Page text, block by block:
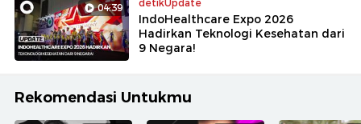
04:39 detikUpdate
IndoHealthcare Expo 2026
Hadirkan Teknologi Kesehatan dari
9 Negara!
Rekomendasi Untukmu